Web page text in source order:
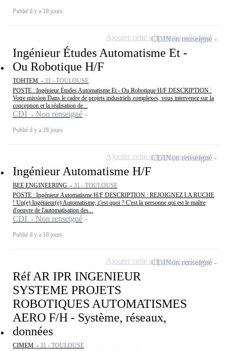
Publié il y a 18 jours
Ingénieur Études Automatisme Et -
Ou Robotique H/F
TOHTEM - 31 - TOULOUSE
POSTE : Ingénieur Études Automatisme Et - Ou Robotique H/F DESCRIPTION :
Votre mission Dans le cadre de projets industriels complexes, vous intervenez sur la
conception et la réalisation de...
CDI - Non renseigné
Publié il y a 18 jours
CDINon renseigné
Ajouter cette offre à ma sélection
Ingénieur Automatisme H/F
BEE ENGINEERING - 31 - TOULOUSE
POSTE : Ingénieur Automatisme H/F DESCRIPTION : REJOIGNEZ LA RUCHE
! Un(e) Ingénieur(e) Automatisme, c'est quoi ? C'est la personne qui est le maître
d'oeuvre de l'automatisation des...
CDI - Non renseigné
Publié il y a 18 jours
CDINon renseigné
Ajouter cette offre à ma sélection
Réf AR IPR INGENIEUR
SYSTEME PROJETS
ROBOTIQUES AUTOMATISMES
AERO F/H - Système, réseaux,
données
CIMEM - 31 - TOULOUSE
CDINon renseigné
Ajouter cette offre à ma sélection